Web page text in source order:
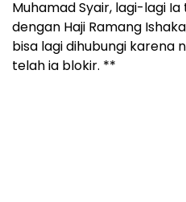
Muhamad Syair, lagi-lagi
dengan Haji Ramang
bisa lagi dihubungi karena
telah ia blokir. **